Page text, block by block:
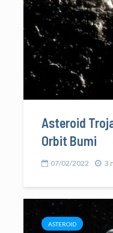
Asteroid
Orbit Bumi
07/02/2022 3
ASTEROID